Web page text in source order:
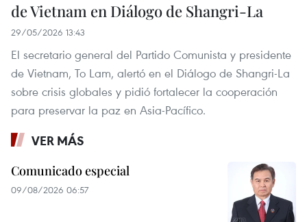
de Vietnam en Diálogo de Shangri-La
29/05/2026 13:43
El secretario general del Partido Comunista y presidente
de Vietnam, To Lam, alertó en el Diálogo de Shangri-La
sobre crisis globales y pidió fortalecer la cooperación
para preservar la paz en Asia-Pacífico.
VER MÁS
Comunicado especial
09/08/2026 06:57